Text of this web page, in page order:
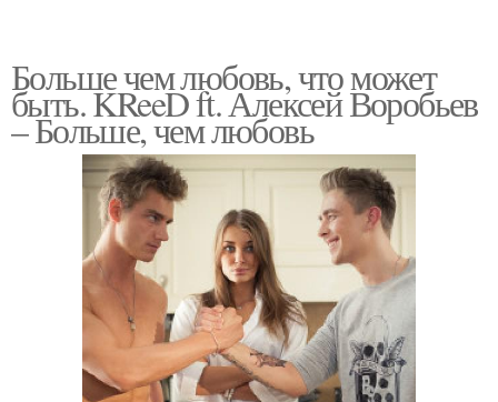
Больше чем любовь, что может
быть. KReeD ft. Алексей Воробьев
– Больше, чем любовь